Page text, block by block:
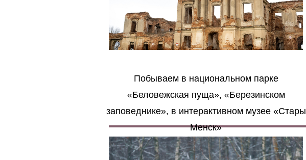
Побываем в национальном парке
«Беловежская пуща», «Березинском
заповеднике», в интерактивном музее «Стары
Менск»